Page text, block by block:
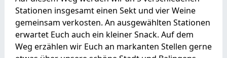
Stationen insgesamt einen Sekt und vier Weine
gemeinsam verkosten. An ausgewählten Stationen
erwartet Euch auch ein kleiner Snack. Auf dem
Weg erzählen wir Euch an markanten Stellen gerne